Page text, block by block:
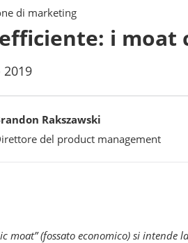
di marketing
i
Rakszawski
del product management
moat” (fossato economico) si